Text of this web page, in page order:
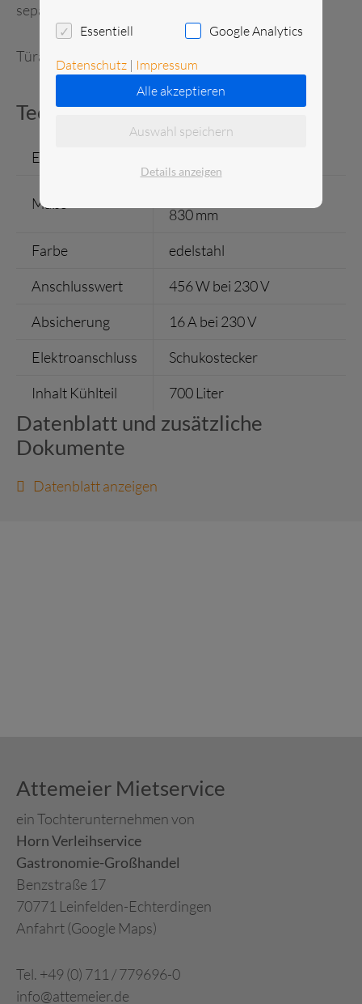
separat bestellt werden.
Türanschlag nicht wechselbar!
Technische Daten
Einzelgewicht
Maße
830 mm
Farbe
edelstahl
Anschlusswert
456 W bei 230 V
Absicherung
16 A bei 230 V
Elektroanschluss
Schukostecker
Inhalt Kühlteil
700 Liter
Datenblatt und zusätzliche
Dokumente
Datenblatt anzeigen
Attemeier Mietservice
ein Tochterunternehmen von
Horn Verleihservice
Gastronomie-Großhandel
Benzstraße 17
70771 Leinfelden-Echterdingen
Anfahrt (Google Maps)
Tel. +49 (0) 711 / 779696-0
info@attemeier.de
Essentiell Google Analytics
Datenschutz | Impressum
Alle akzeptieren
Auswahl speichern
Details anzeigen